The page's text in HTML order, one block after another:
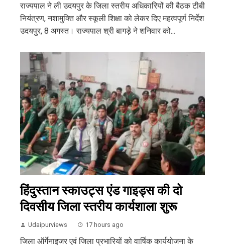
राज्यपाल ने ली उदयपुर के जिला स्तरीय अधिकारियों की बैठक टीबी
नियंत्रण, नशामुक्ति और स्कूली शिक्षा को लेकर दिए महत्वपूर्ण निर्देश
उदयपुर, 8 अगस्त। राज्यपाल श्री बागड़े ने शनिवार को...
हिंदुस्तान स्काउट्स एंड गाइड्स की दो
दिवसीय जिला स्तरीय कार्यशाला शुरू
Udaipurviews 17 hours ago
जिला ऑर्गेनाइजर एवं जिला प्रभारियों को वार्षिक कार्ययोजना के